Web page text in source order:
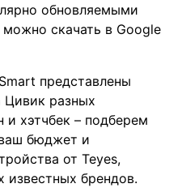
обновляемыми
скачать в Google
представлены
Цивик разных
и хэтчбек – подберем
бюджет и
от Teyes,
известных брендов.